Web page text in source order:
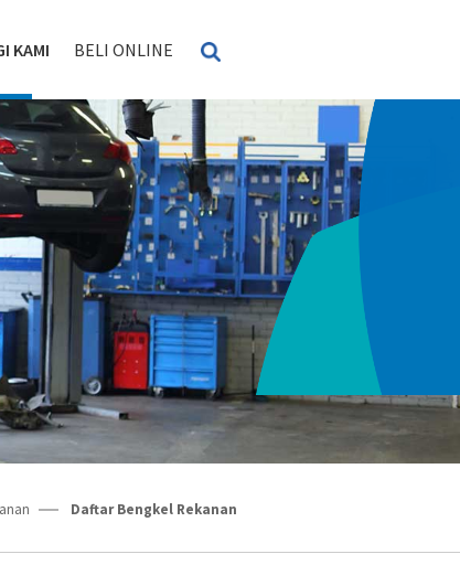
KAMI BELI ONLINE
Daftar Bengkel Rekanan